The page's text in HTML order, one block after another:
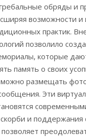
обряды и
возможности и
практик.
позволило
которые
память о своих
размещать
Эти
и поддержания